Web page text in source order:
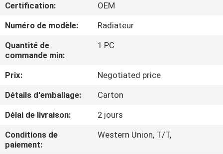
VISITE
D'USINE
CONTRÔLE
DE
QUALITÉ
CONTACTEZ-
NOUS
Certification:
OEM
Numéro de modèle:
Radiateur
Quantité de
commande min:
1 PC
Prix:
Negotiated price
Détails d'emballage:
Carton
Délai de livraison:
2 jours
Conditions de
paiement:
Western Union, T/T,